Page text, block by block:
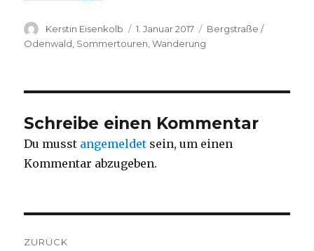
Autor
Kerstin Eisenkolb
Veröffentlicht
am
1. Januar 2017 Kategorien
Bergstraße /
Odenwald Sommertouren ,Wanderung
Schreibe einen Kommentar
Du musst angemeldet sein, um einen
Kommentar abzugeben.
ZURÜCK